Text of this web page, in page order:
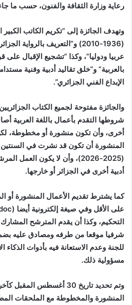
رعاية وزارة الثقافة والفنون، حسب ما
وتهدف الجائزة إلى “تكريم الكاتب
(1936-2010) و”التعريف بالرواية
عربيا ودوليا”، وكذا “تشجيع الإقبال على
بالعربية” و”خلق تقاليد أدبية وفنية
الإبداع الفني الجزائري”.
شروطها التقدم بأعمال باللغة العربية
أخرى، وأن تكون منشورة أو مخطوطة،
المنشورة أن تكون قد نشرت في السنتين
(2025-2026)، وأن لا يكون
أدبية أخرى في الجزائر أو خارجها.
كما يشترط تقديم الأعمال المنشورة
على الأقل وفي صيغة إلكترونية أيضا (
التحكيم، وكذا أن يقدم المترشح
شرفيا موقعا من طرفه ومصادق عليه
للجنة وعدم الاستعانة فيه بأدوات
مسؤولية ذلك.
وتم تحديد تاريخ 30 أغسطس
المنشورة والمخطوطة مع الملحقات